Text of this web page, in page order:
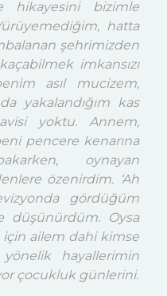
hikayesini bizimle
hatta
şehrimizden
imkansızı
asıl mucizem,
yakalandığım kas
yoktu. Annem,
pencere kenarına
oynayan
özenirdim. ‘Ah
gördüğüm
düşünürdüm. Oysa
ailem dahi kimse
hayallerimin
çocukluk günlerini.